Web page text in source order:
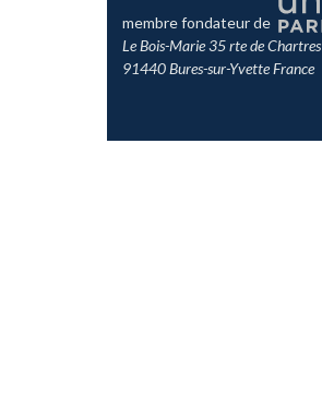
membre fondateur de
Le Bois-Marie 35 rte de Chartres
91440 Bures-sur-Yvette France